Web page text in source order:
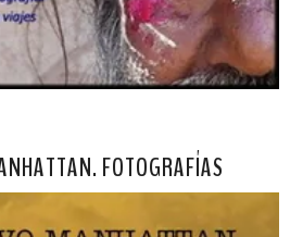
FOTOGRAFÍAS